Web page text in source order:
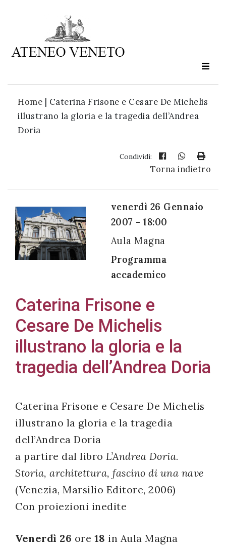
Home | Caterina Frisone e Cesare De Michelis
illustrano la gloria e la tragedia dell’Andrea
Doria
Condividi:
Torna indietro
venerdì 26 Gennaio
2007 - 18:00
Aula Magna
Programma
accademico
Caterina Frisone e
Cesare De Michelis
illustrano la gloria e la
tragedia dell’Andrea Doria
Caterina Frisone e Cesare De Michelis
illustrano la gloria e la tragedia
dell’Andrea Doria
a partire dal libro L’Andrea Doria.
Storia, architettura, fascino di una nave
(Venezia, Marsilio Editore, 2006)
Con proiezioni inedite
Venerdì 26 ore 18 in Aula Magna
Ateneo
è
cultura
movimento
all'uso dei
miei dati
personali in
accordo
con il
decreto
Registrazione
avvenuta con
successo!